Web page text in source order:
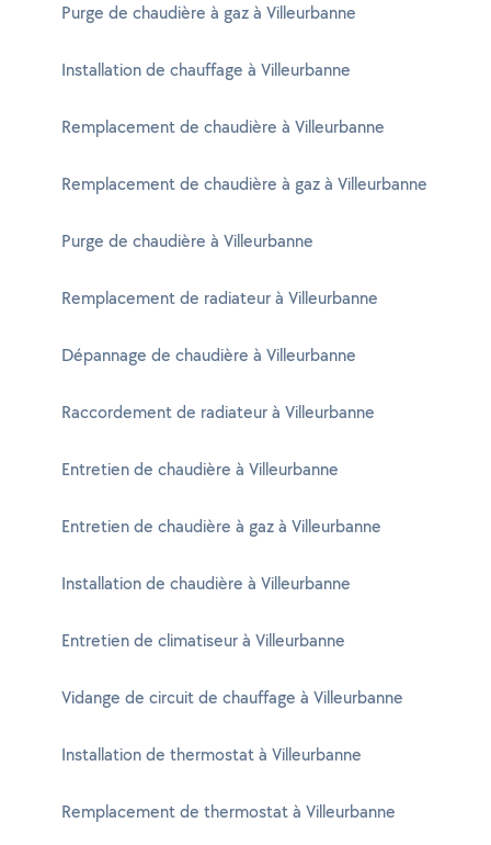
Purge de chaudière à gaz à Villeurbanne
Installation de chauffage à Villeurbanne
Remplacement de chaudière à Villeurbanne
Remplacement de chaudière à gaz à Villeurbanne
Purge de chaudière à Villeurbanne
Remplacement de radiateur à Villeurbanne
Dépannage de chaudière à Villeurbanne
Raccordement de radiateur à Villeurbanne
Entretien de chaudière à Villeurbanne
Entretien de chaudière à gaz à Villeurbanne
Installation de chaudière à Villeurbanne
Entretien de climatiseur à Villeurbanne
Vidange de circuit de chauffage à Villeurbanne
Installation de thermostat à Villeurbanne
Remplacement de thermostat à Villeurbanne